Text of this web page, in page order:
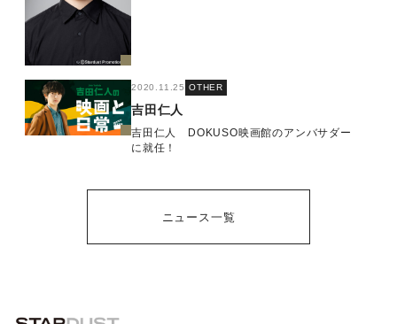
2020.11.25 OTHER
吉田仁人
吉田仁人 DOKUSO映画館のアンバサダー
に就任！
ニュース一覧